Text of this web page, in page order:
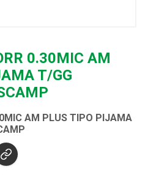
0.30MIC AM
T/GG
AM PLUS TIPO PIJAMA